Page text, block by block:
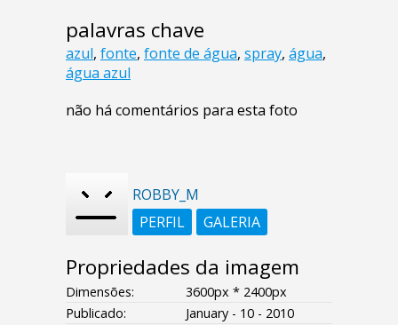
palavras chave
azul, fonte, fonte de água, spray, água,
água azul
não há comentários para esta foto
ROBBY_M
PERFIL
GALERIA
Propriedades da imagem
Dimensões:
3600px * 2400px
Publicado:
January - 10 - 2010